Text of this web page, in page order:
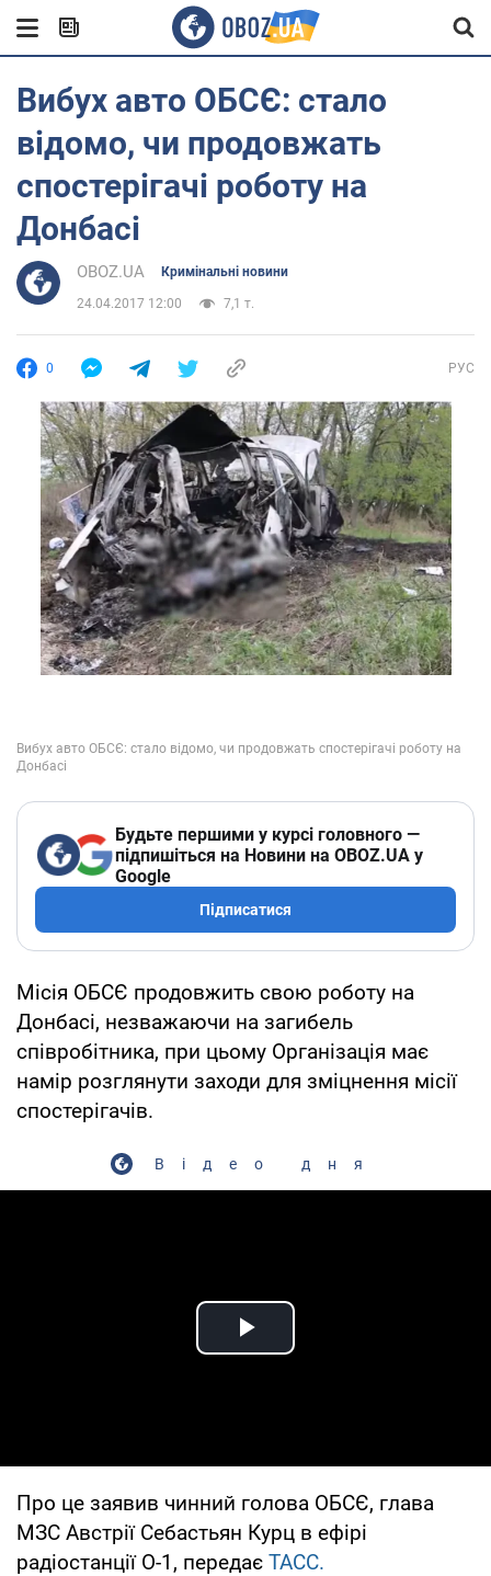
Вибух авто ОБСЄ: стало
відомо, чи продовжать
спостерігачі роботу на
Донбасі
OBOZ.UA Кримінальні новини
24.04.2017 12:00 7,1 т.
0 РУС
Будьте першими у курсі головного —
підпишіться на Новини на OBOZ.UA у
Google
Підписатися
Місія ОБСЄ продовжить свою роботу на
Донбасі, незважаючи на загибель
співробітника, при цьому Організація має
намір розглянути заходи для зміцнення місії
спостерігачів.
Відео дня
Play Video
Про це заявив чинний голова ОБСЄ, глава
МЗС Австрії Себастьян Курц в ефірі
радіостанції О-1, передає ТАСС.